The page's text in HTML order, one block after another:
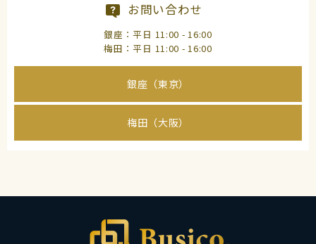
お問い合わせ
銀座：平日 11:00 - 16:00
梅田：平日 11:00 - 16:00
銀座（東京）
梅田（大阪）